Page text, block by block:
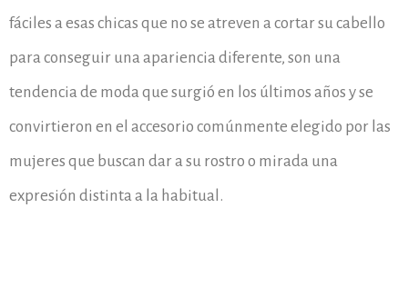
fáciles a esas chicas que no se atreven a cortar su cabello
para conseguir una apariencia diferente, son una
tendencia de moda que surgió en los últimos años y se
convirtieron en el accesorio comúnmente elegido por las
mujeres que buscan dar a su rostro o mirada una
expresión distinta a la habitual.